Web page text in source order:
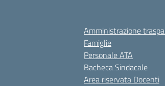
Amministrazione
Famiglie
Personale ATA
Bacheca Sindacale
Area riservata Docenti